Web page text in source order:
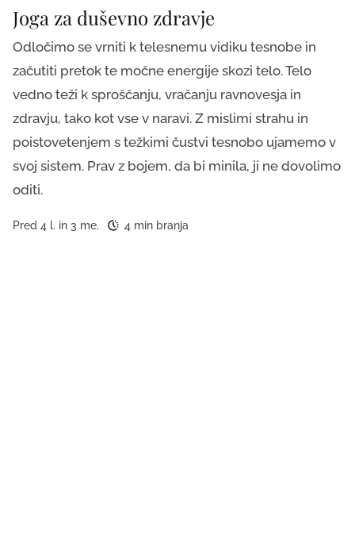
Joga za duševno zdravje
Odločimo se vrniti k telesnemu vidiku tesnobe in
začutiti pretok te močne energije skozi telo. Telo
vedno teži k sproščanju, vračanju ravnovesja in
zdravju, tako kot vse v naravi. Z mislimi strahu in
poistovetenjem s težkimi čustvi tesnobo ujamemo v
svoj sistem. Prav z bojem, da bi minila, ji ne dovolimo
oditi.
Pred 4 l. in 3 me. 4 min branja